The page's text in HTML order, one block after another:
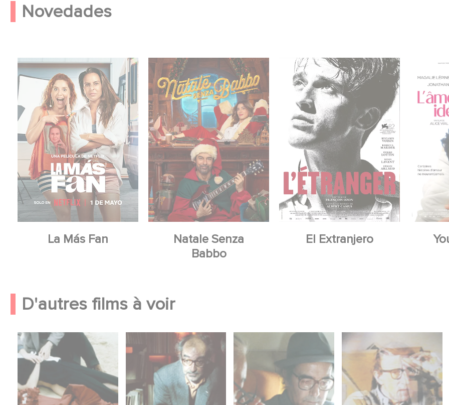
Novedades
La Más Fan
Natale Senza
Babbo
El Extranjero
D'autres films à voir